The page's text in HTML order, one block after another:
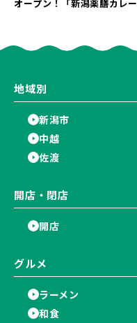
オープン！「新潟薬膳カレー
う♪
地域別
新潟市
中越
佐渡
開店・閉店
開店
グルメ
ラーメン
和食